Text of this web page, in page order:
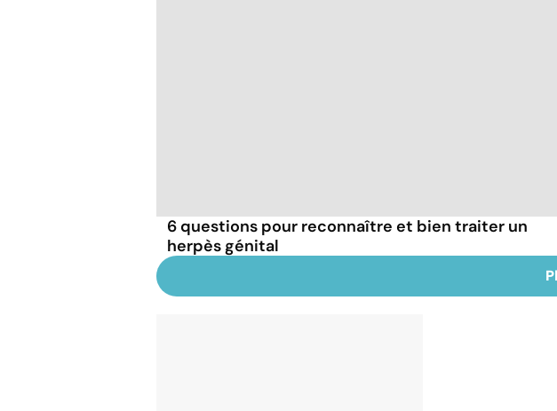
6 questions pour reconnaître et bien traiter un
herpès génital